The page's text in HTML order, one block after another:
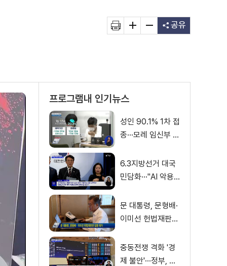
공유
프로그램내 인기뉴스
성인 90.1% 1차 접
종···모레 임신부 사
6.3지방선거 대국
민담화···"AI 악용
문 대통령, 문형배·
이미선 헌법재판관
중동전쟁 격화 '경
제 불안'···정부, 금